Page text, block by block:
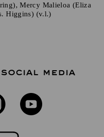
Mercy Malieloa (Eliza
Higgins) (v.l.)
MEDIA